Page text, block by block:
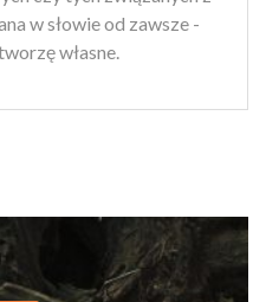
w słowie od zawsze -
własne.